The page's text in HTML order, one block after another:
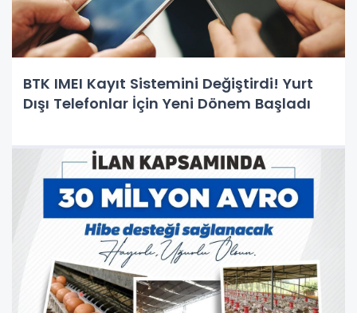
BTK IMEI Kayıt Sistemini Değiştirdi! Yurt
Dışı Telefonlar İçin Yeni Dönem Başladı